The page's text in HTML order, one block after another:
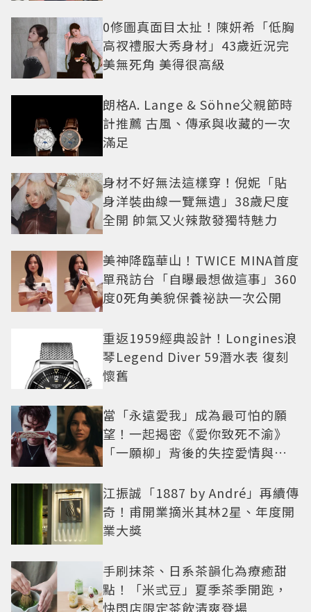
0修圖真面目太扯！陳妍希「低胸
高衩禮服大秀身材」43歲近況完
美無死角 美得很高級
朗格A. Lange & Söhne父親節時
計推薦 古風、傳承與收藏的一次
滿足
身材不好無法這樣穿！倪妮「貼
身洋裝曲線一覽無遺」38歲尺度
全開 帥氣又火辣散發獨特魅力
美神降臨華山！TWICE MINA首度
單飛訪台「自曝最想做這事」360
度0死角美貌保養祕訣一次公開
重返1959經典設計！Longines浪
琴Legend Diver 59潛水表 復刻
懷舊
當「永遠愛我」成為最可怕的願
望！一起揭密《愛你致死不渝》
「一願柳」背後的失控愛情與爆
江振誠「1887 by André」再續傳
奇！甫開業摘米其林2星、年度開
業大獎
手刷抹茶、日系茶韻化為療癒甜
點！「米弎豆」夏季茶季開跑，
快閃店限定茶飲清爽登場